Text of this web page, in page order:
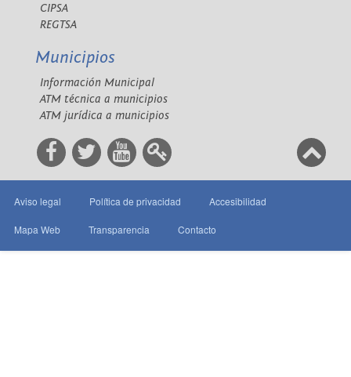
CIPSA
REGTSA
Municipios
Información Municipal
ATM técnica a municipios
ATM jurídica a municipios
Aviso legal Política de privacidad Accesibilidad
Mapa Web Transparencia Contacto